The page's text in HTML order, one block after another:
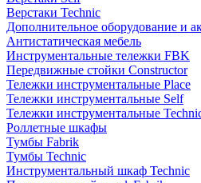
Верстаки Technic
Дополнительное оборудование и
Антистатическая мебель
Инструментальные тележки FBK
Передвижные стойки Constructor
Тележки инструментальные Place
Тележки инструментальные Self
Тележки инструментальные
Роллетные шкафы
Тумбы Fabrik
Тумбы Technic
Инструментальный шкаф Technic